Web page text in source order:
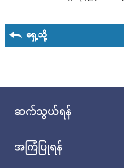
ရှေ့သို့
ဆက်သွယ်ရန်
အကြံပြုရန်